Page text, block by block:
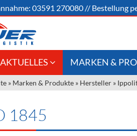
03591 270080 // Bestellung
AKTUELLES
Gastronomie &
Innovation - Die Neue Art des
"DroughtMaster"
MARKEN &
Weine &
Spirituosen
» Marken & Produkte » Hersteller »
1845